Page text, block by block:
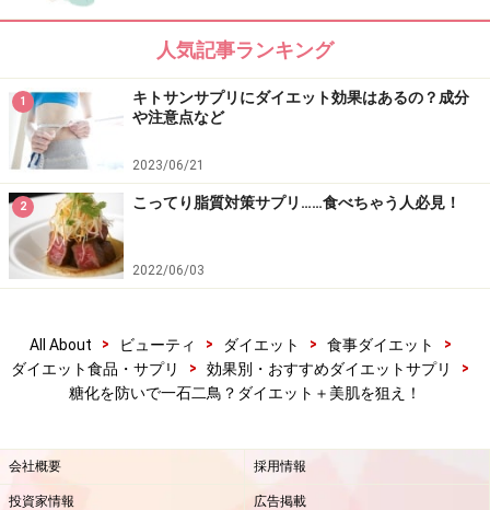
人気記事ランキング
1
キトサンサプリにダイエット効果はあるの？成分
や注意点など
2023/06/21
2 こってり脂質対策サプリ……食べちゃう人必見！
2022/06/03
All About > ビューティ > ダイエット > 食事ダイエット
>
ダイエット食品・サプリ
> 効果別・おすすめダイエットサプリ
>
糖化を防いで一石二鳥？ダイエット＋美肌を狙え！
会社概要 採用情報
投資家情報 広告掲載